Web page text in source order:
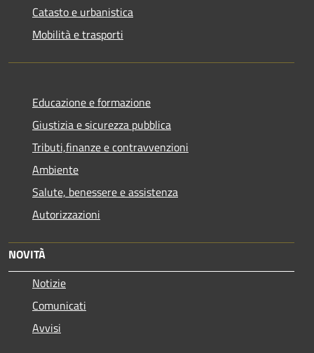
Catasto e urbanistica
Mobilità e trasporti
Educazione e formazione
Giustizia e sicurezza pubblica
Tributi,finanze e contravvenzioni
Ambiente
Salute, benessere e assistenza
Autorizzazioni
NOVITÀ
Notizie
Comunicati
Avvisi